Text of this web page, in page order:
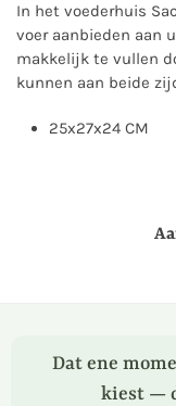
In het voederhuis
voer aanbieden aan
makkelijk te vullen
kunnen aan beide
25x27x24 CM
Dat ene
kiest —